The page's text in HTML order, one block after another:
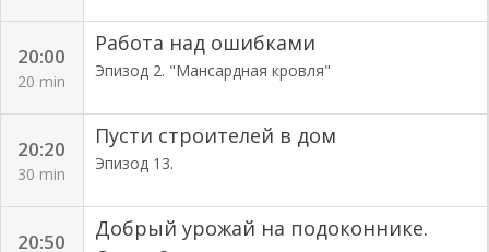
20:00
20 min
Работа над ошибками
Эпизод 2. "Мансардная кровля"
20:20
30 min
Пусти строителей в дом
Эпизод 13.
20:50
Добрый урожай на подоконнике.